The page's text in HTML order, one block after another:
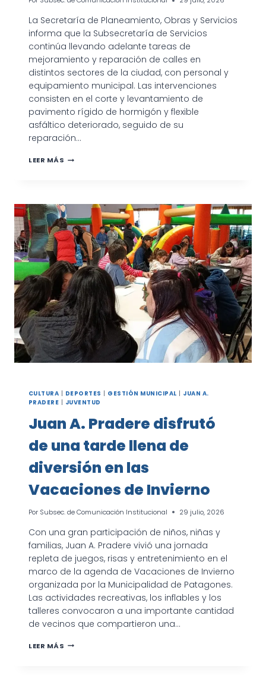
La Secretaría de Planeamiento, Obras y Servicios
informa que la Subsecretaría de Servicios
continúa llevando adelante tareas de
mejoramiento y reparación de calles en
distintos sectores de la ciudad, con personal y
equipamiento municipal. Las intervenciones
consisten en el corte y levantamiento de
pavimento rígido de hormigón y flexible
asfáltico deteriorado, seguido de su
reparación…
LEER MÁS CONTINÚAN
URBANO
EN
DISTINTOS
SECTORES
DE
LA
CIUDAD
CULTURA | DEPORTES | GESTIÓN MUNICIPAL | JUAN A.
PRADERE | JUVENTUD
Juan A. Pradere disfrutó
de una tarde llena de
diversión en las
Vacaciones de Invierno
Por Subsec. de Comunicación Institucional 29 julio, 2026
Con una gran participación de niños, niñas y
familias, Juan A. Pradere vivió una jornada
repleta de juegos, risas y entretenimiento en el
marco de la agenda de Vacaciones de Invierno
organizada por la Municipalidad de Patagones.
Las actividades recreativas, los inflables y los
talleres convocaron a una importante cantidad
de vecinos que compartieron una…
LEER MÁS JUAN